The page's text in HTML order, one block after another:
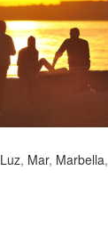
Luz, Mar, Marbella,